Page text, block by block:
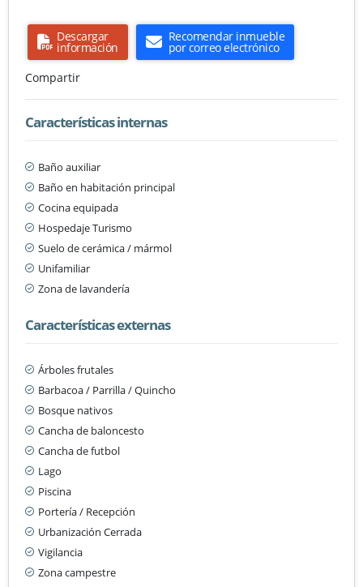
Descargar
información
Recomendar inmueble
por correo electrónico
Compartir
Características internas
Baño auxiliar
Baño en habitación principal
Cocina equipada
Hospedaje Turismo
Suelo de cerámica / mármol
Unifamiliar
Zona de lavandería
Características externas
Árboles frutales
Barbacoa / Parrilla / Quincho
Bosque nativos
Cancha de baloncesto
Cancha de futbol
Lago
Piscina
Portería / Recepción
Urbanización Cerrada
Vigilancia
Zona campestre